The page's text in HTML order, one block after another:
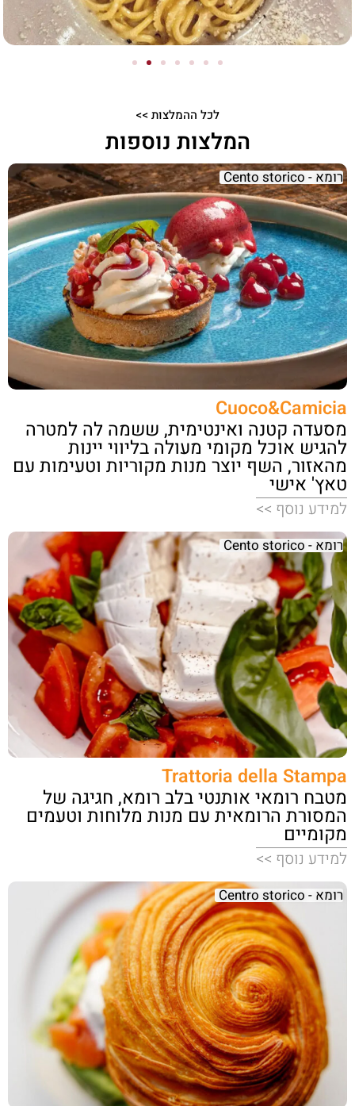
לכל ההמלצות >>
המלצות נוספות
רומא - Cento storico
Cuoco&Camicia
מסעדה קטנה ואינטימית, ששמה לה למטרה
להגיש אוכל מקומי מעולה בליווי יינות
מהאזור, השף יוצר מנות מקוריות וטעימות עם
טאץ' אישי
למידע נוסף >>
רומא - Cento storico
Trattoria della Stampa
מטבח רומאי אותנטי בלב רומא, חגיגה של
המסורת הרומאית עם מנות מלוחות וטעמים
מקומיים
למידע נוסף >>
רומא - Centro storico